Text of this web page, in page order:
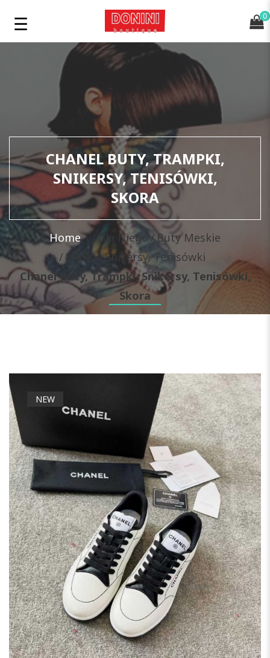
0
CHANEL BUTY, TRAMPKI,
SNIKERSY, TENISÓWKI,
SKORA
Home Dla Niego Buty Meskie
Meskie Snikersy, Tenisówki
Chanel Buty, Trampki, Snikersy, Tenisówki,
Skora
NEW